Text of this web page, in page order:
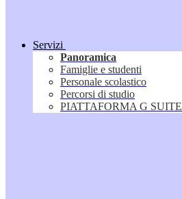
Servizi
Panoramica
Famiglie e studenti
Personale scolastico
Percorsi di studio
PIATTAFORMA G SUITE